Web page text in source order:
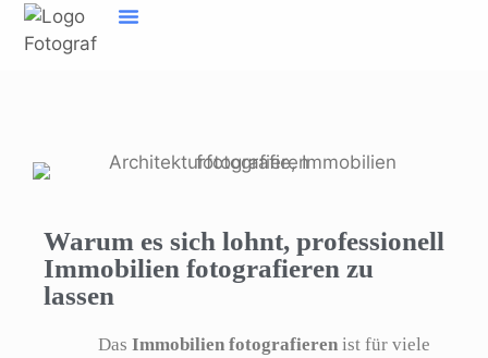
springen
Warum es sich lohnt, professionell
Immobilien fotografieren zu
lassen
Das Immobilien fotografieren ist für viele